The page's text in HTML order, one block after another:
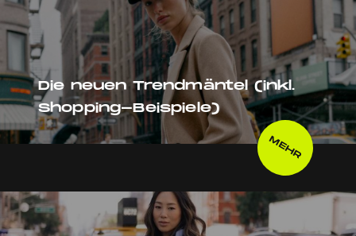
Die neuen Trendmäntel (inkl.
Shopping-Beispiele)
MEHR